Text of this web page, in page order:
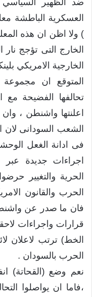
العسكرية الباطشة
) ولا اظن ان هذه
الخارج التى تؤجج
الخارجية الامريكي
المتوقع ان
تحالفها الفضيحة مع
اعلنتها واشنطن ،
الشعب السودانى لان
فى ادانة الغعل
اجراءات جديدة
الحرية والتغيير
الحرب والقانون
فان ما صدر عن
قرارات واجراءات
الخط) ترتب لاعلان
الحرب بالسودان .
نعم وضع (القحاتة)
،فاما ان يواصلوا